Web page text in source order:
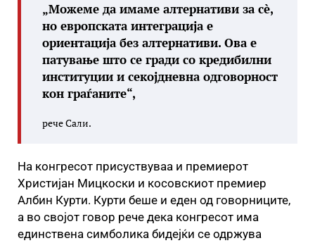
„Можеме да имаме алтернативи за сè,
но европската интеграција е
ориентација без алтернативи. Ова е
патување што се гради со кредибилни
институции и секојдневна одговорност
кон граѓаните“,
рече Сали.
На конгресот присуствуваа и премиерот
Христијан Мицкоски и косовскиот премиер
Албин Курти. Курти беше и еден од говорниците,
а во својот говор рече дека конгресот има
единствена симболика бидејќи се одржува